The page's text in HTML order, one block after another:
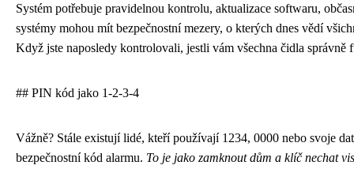
Systém potřebuje pravidelnou kontrolu, aktualizace softwaru,
systémy mohou mít bezpečnostní mezery, o kterých dnes vědí
Když jste naposledy kontrolovali, jestli vám všechna čidla správně
## PIN kód jako 1-2-3-4
Vážně? Stále existují lidé, kteří používají 1234, 0000 nebo svoje
bezpečnostní kód alarmu. To je jako zamknout dům a klíč nechat